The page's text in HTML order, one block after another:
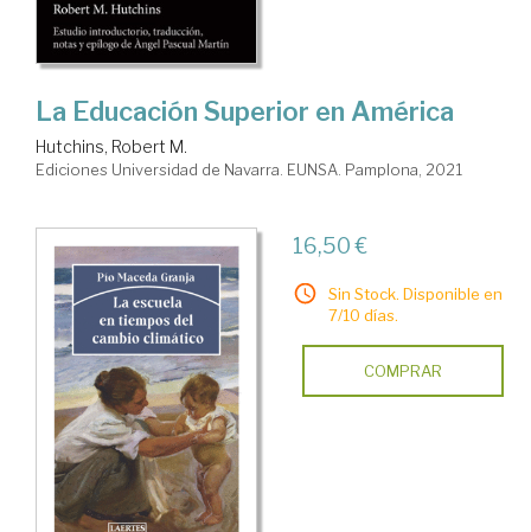
La Educación Superior en América
Hutchins, Robert M.
Ediciones Universidad de Navarra. EUNSA. Pamplona, 2021
16,50 €
Sin Stock. Disponible en
7/10 días.
COMPRAR